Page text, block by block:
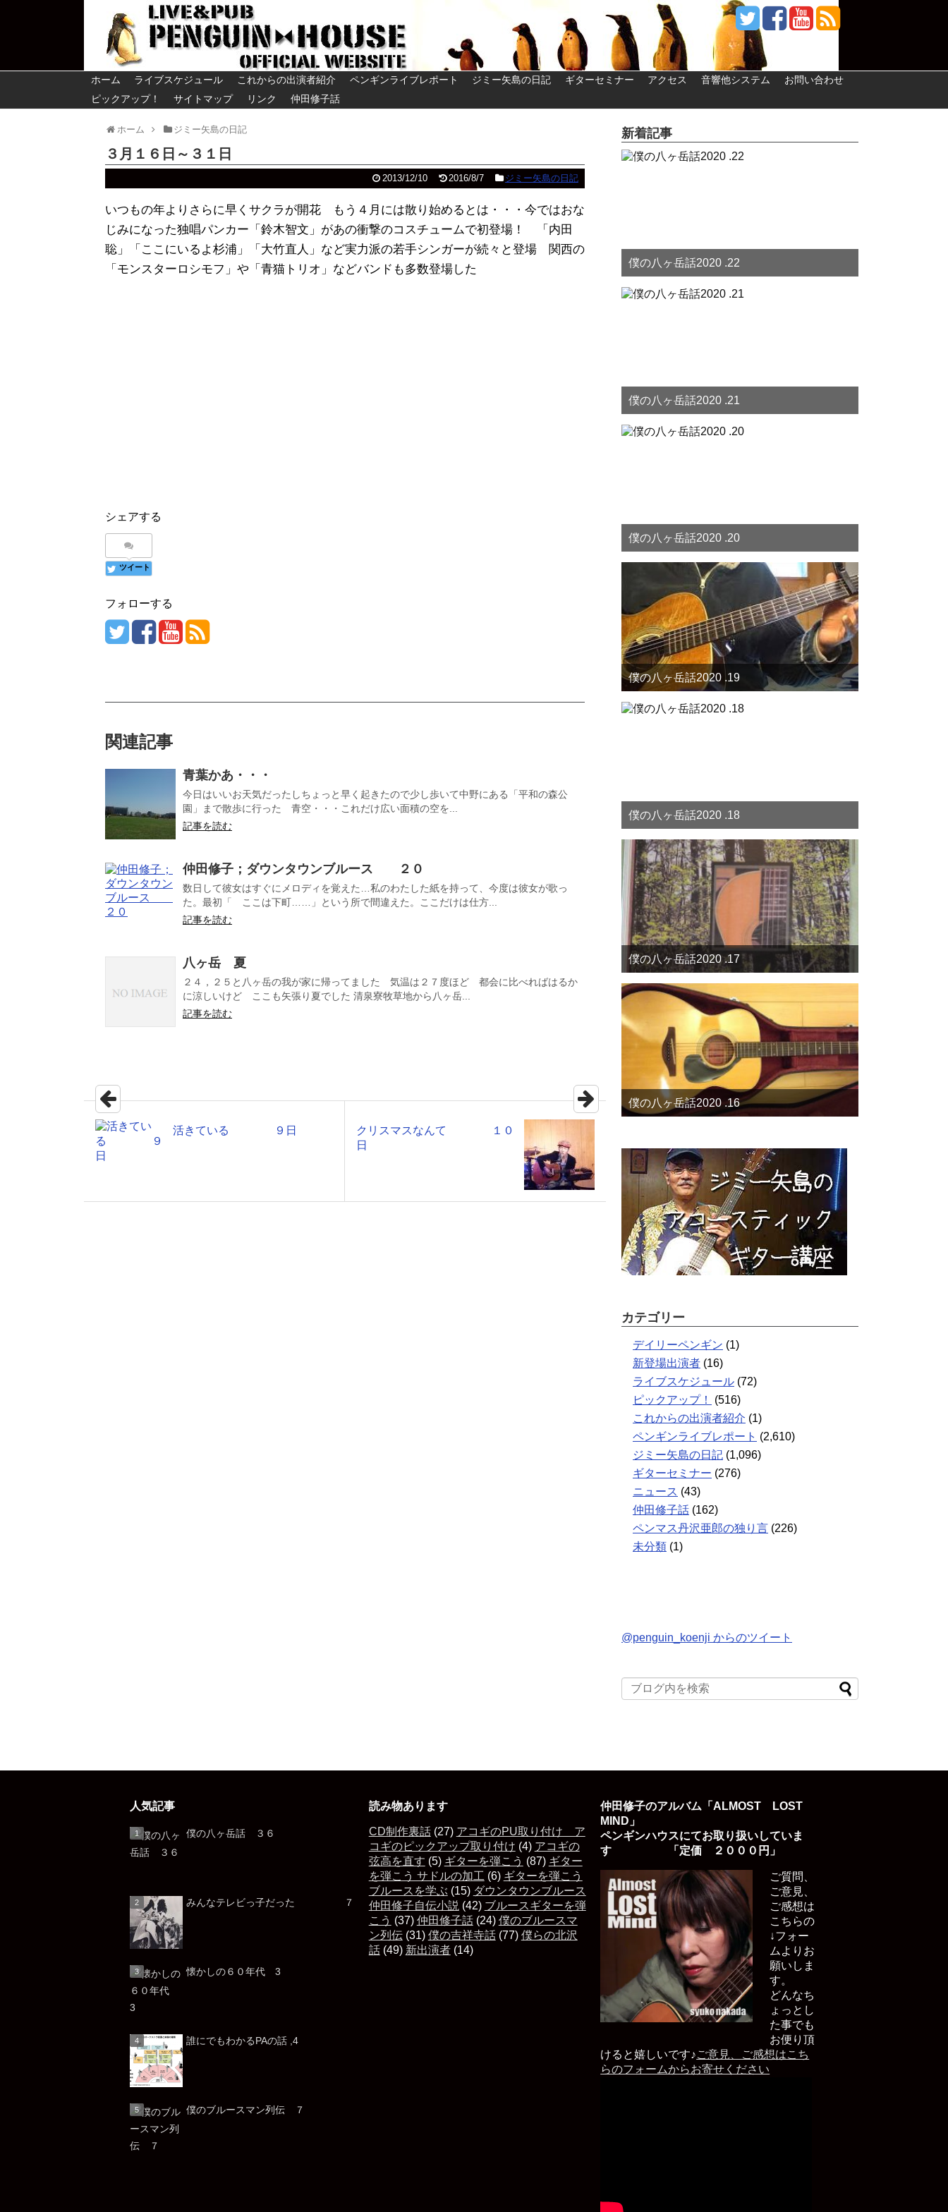
ホーム ライブスケジュール これからの出演者紹介 ペンギンライブレポート ジミー矢島の日記 ギターセミナー アクセス 音響他システム
お問い合わせ
ピックアップ！
サイトマップ リンク 仲田修子話
ホーム ジミー矢島の日記
３月１６日～３１日
2013/12/10 2016/8/7 ジミー矢島の日記
いつもの年よりさらに早くサクラが開花 もう４月には散り始めるとは・・・今ではおな
じみになった独唱パンカー「鈴木智文」があの衝撃のコスチュームで初登場！ 「内田
聡」「ここにいるよ杉浦」「大竹直人」など実力派の若手シンガーが続々と登場 関西の
「モンスターロシモフ」や「青猫トリオ」などバンドも多数登場した
シェアする
ツイート
フォローする
関連記事
青葉かあ・・・
今日はいいお天気だったしちょっと早く起きたので少し歩いて中野にある「平和の森公
園」まで散歩に行った 青空・・・これだけ広い面積の空を...
記事を読む
仲田修子；ダウンタウンブルース ２０
数日して彼女はすぐにメロディを覚えた…私のわたした紙を持って、今度は彼女が歌っ
た。最初「 ここは下町……」という所で間違えた。ここだけは仕方...
記事を読む
八ヶ岳 夏
２４，２５と八ヶ岳の我が家に帰ってました 気温は２７度ほど 都会に比べればはるか
に涼しいけど ここも矢張り夏でした 清泉寮牧草地から八ヶ岳...
記事を読む
活きている ９日
クリスマスなんて １０
日
新着記事
僕の八ヶ岳話2020 .22
僕の八ヶ岳話2020 .21
僕の八ヶ岳話2020 .20
僕の八ヶ岳話2020 .19
僕の八ヶ岳話2020 .18
僕の八ヶ岳話2020 .17
僕の八ヶ岳話2020 .16
カテゴリー
デイリーペンギン (1)
新登場出演者 (16)
ライブスケジュール (72)
ピックアップ！
(516)
これからの出演者紹介 (1)
ペンギンライブレポート (2,610)
ジミー矢島の日記 (1,096)
ギターセミナー (276)
ニュース (43)
仲田修子話 (162)
ペンマス丹沢亜郎の独り言 (226)
未分類 (1)
@penguin_koenji からのツイート
人気記事
僕の八ヶ岳話 ３６
みんなテレビっ子だった ７
懐かしの６０年代 3
誰にでもわかるPAの話 ,4
僕のブルースマン列伝 ７
読み物あります
CD制作裏話(27) アコギのPU取り付け ア
コギのピックアップ取り付け (4) アコギの
弦高を直す (5) ギターを弾こう (87) ギター
を弾こう サドルの加工 (6) ギターを弾こう
ブルースを学ぶ (15) ダウンタウンブルース
仲田修子自伝小説 (42) ブルースギターを弾
こう (37) 仲田修子話(24) 僕のブルースマ
ン列伝(31) 僕の吉祥寺話(77) 僕らの北沢
話(49) 新出演者(14)
仲田修子のアルバム「ALMOST LOST
MIND」
ペンギンハウスにてお取り扱いしていま
す 「定価 ２０００円」
ご質問、
ご意見、
ご感想は
こちらの
↓フォー
ムよりお
願いしま
す。
どんなち
ょっとし
た事でも
お便り頂
けると嬉しいです♪ご意見、ご感想はこち
らのフォームからお寄せください